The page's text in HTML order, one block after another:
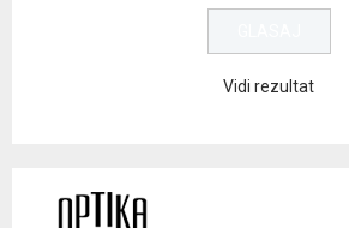
Vidi rezultat